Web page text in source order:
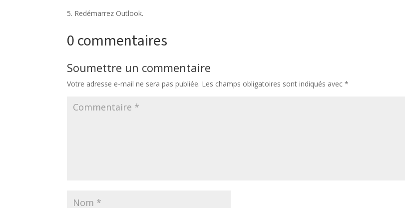
5. Redémarrez Outlook.
0 commentaires
Soumettre un commentaire
Votre adresse e-mail ne sera pas publiée. Les champs obligatoires sont indiqués avec*